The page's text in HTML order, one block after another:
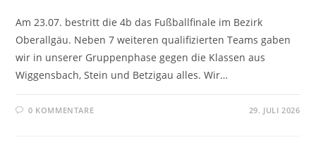
Am 23.07. bestritt die 4b das Fußballfinale im Bezirk
Oberallgäu. Neben 7 weiteren qualifizierten Teams gaben
wir in unserer Gruppenphase gegen die Klassen aus
Wiggensbach, Stein und Betzigau alles. Wir…
0 KOMMENTARE 29. JULI 2026